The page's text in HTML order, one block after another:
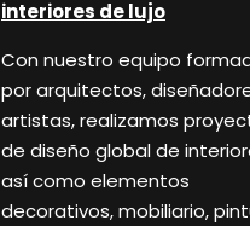
interiores de lujo
Con nuestro equipo
por arquitectos,
artistas, realizamos
de diseño global de
así como elementos
decorativos, mobiliario,